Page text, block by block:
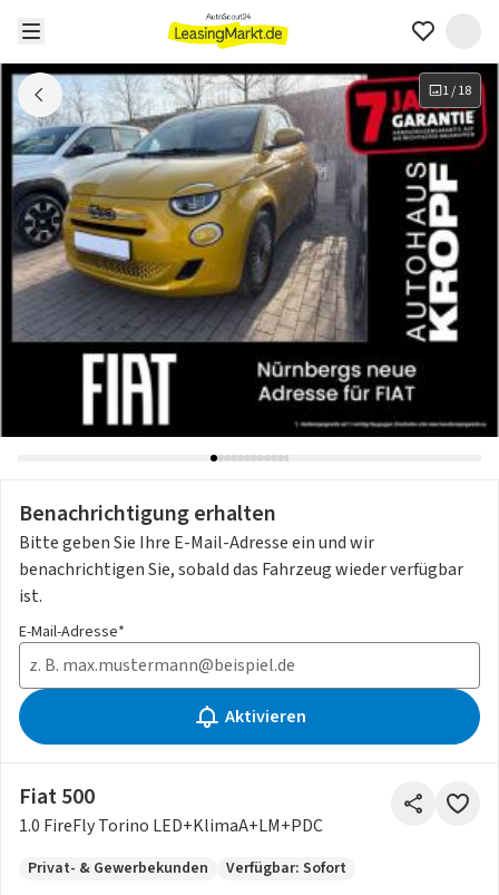
1/18
Benachrichtigung erhalten
Bitte geben Sie Ihre E-Mail-Adresse ein und wir
benachrichtigen Sie, sobald das Fahrzeug wieder verfügbar
ist.
E-Mail-Adresse*
Aktivieren
Fiat 500
1.0 FireFly Torino LED+KlimaA+LM+PDC
Privat- & Gewerbekunden Verfügbar: Sofort